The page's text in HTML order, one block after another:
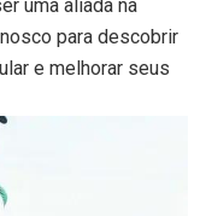
uma aliada na
para descobrir
e melhorar seus